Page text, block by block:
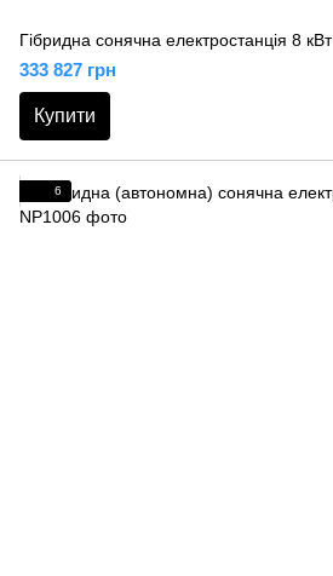
Гібридна сонячна електростанція 8 кВт
333 827 грн
Купити
6